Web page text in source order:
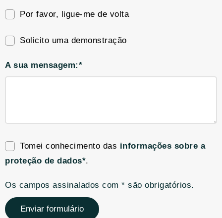
Por favor, ligue-me de volta
Solicito uma demonstração
A sua mensagem:*
Tomei conhecimento das informações sobre a
proteção de dados*.
Os campos assinalados com * são obrigatórios.
Enviar formulário